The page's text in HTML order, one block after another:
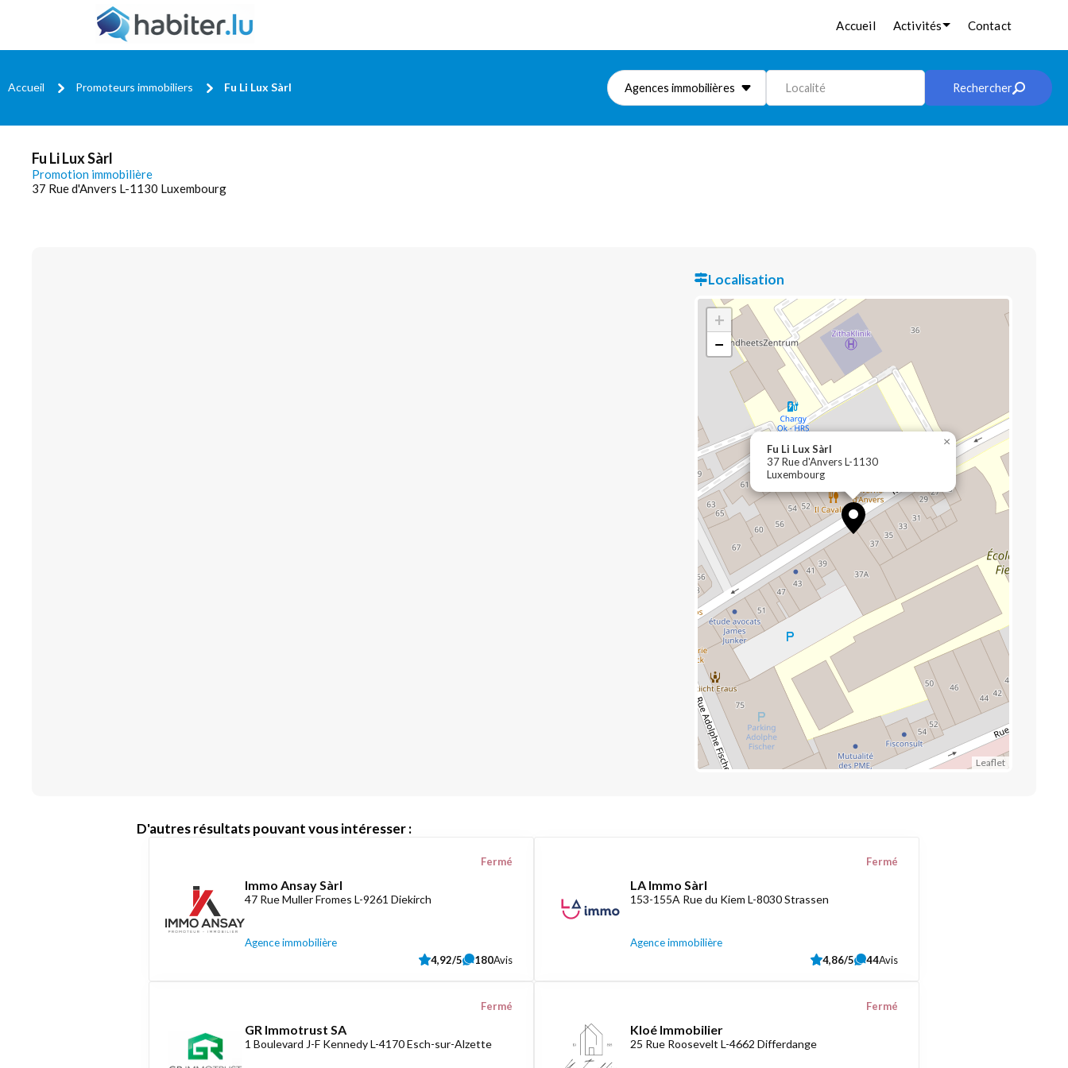
Accueil Activités Contact
Accueil Promoteurs immobiliers Fu Li Lux Sàrl Agences immobilières Localité Rechercher
Fu Li Lux Sàrl
Promotion immobilière
37 Rue d'Anvers L-1130 Luxembourg
Localisation
Fu Li Lux Sàrl
37 Rue d'Anvers L-1130
Luxembourg
×
+
−
Leaflet
D'autres résultats pouvant vous intéresser :
Immo Ansay Sàrl
47 Rue Muller Fromes L-9261 Diekirch
Agence immobilière
Fermé
4,92/5 180Avis
LA Immo Sàrl
153-155A Rue du Kiem L-8030 Strassen
Agence immobilière
Fermé
4,86/5 44Avis
GR Immotrust SA
1 Boulevard J-F Kennedy L-4170 Esch-sur-Alzette
Fermé
Kloé Immobilier
25 Rue Roosevelt L-4662 Differdange
Fermé